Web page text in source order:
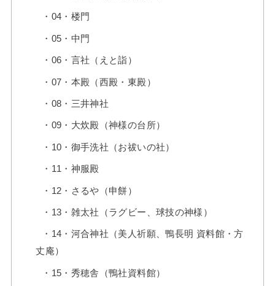
・04・楼門
・05・中門
・06・言社（えと詣）
・07・本殿（西殿・東殿）
・08・三井神社
・09・大炊殿（神様の台所）
・10・御手洗社（お祓いの社）
・11・神服殿
・12・さるや（申餅）
・13・雑太社（ラグビー、球技の神様）
・14・河合神社（美人祈願、鴨長明 資料館・方
丈庵）
・15・秀穂舎（鴨社資料館）